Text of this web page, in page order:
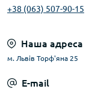
+38 (063) 507-90-15
Наша адреса
м. Львів Торф'яна 25
E-mail